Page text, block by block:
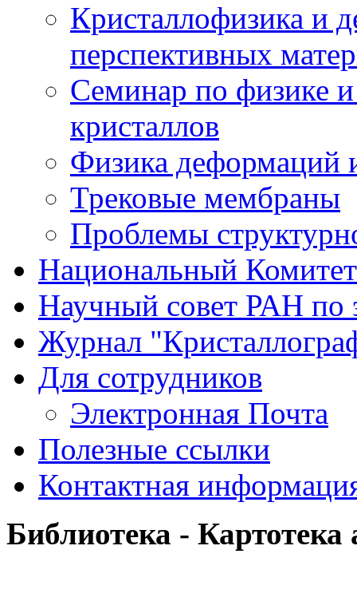
Кристаллофизика и
перспективных
Семинар по физике
кристаллов
Физика деформаций
Трековые мембраны
Проблемы
Национальный
Научный совет РАН по
Журнал
Для сотрудников
Электронная Почта
Полезные ссылки
Контактная
Библиотека - Картотека